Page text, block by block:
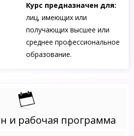
Курс предназначен для:
лиц, имеющих или
получающих высшее или
среднее профессиональное
образование.
и рабочая программа